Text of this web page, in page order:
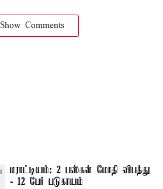
Show Comments
மராட்டியம்: 2 பஸ்கள் மோதி விபத்து
- 12 பேர் படுகாயம்